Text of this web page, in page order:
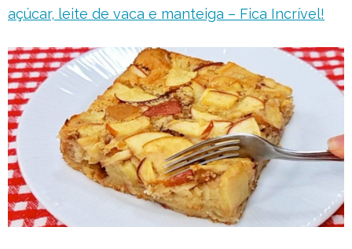
açúcar, leite de vaca e manteiga – Fica Incrível!